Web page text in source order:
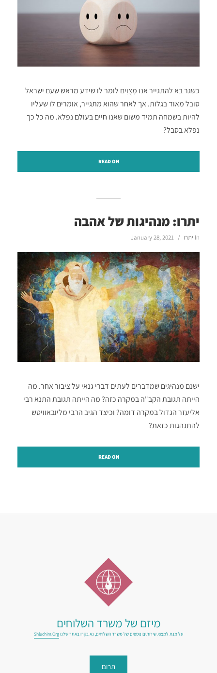
כשגר בא להתגייר אנו מְצֻוִּים לומר לו שידע מראש שעם ישראל
סובל מאוד בגלות. אך לאחר שהוא מתגייר, אומרים לו שעליו
להיות בשמחה תמיד משום שאנו חיים בעולם נפלא. מה כל כך
נפלא בסבל?
READ ON
יתרו: מנהיגות של אהבה
In יתרו January 28, 2021
ישנם מנהיגים שמדברים לעתים דברי גנאי על ציבור אחר. מה
הייתה תגובת הקב"ה במקרה כזה? מה הייתה תגובת התנא רבי
אליעזר הגדול במקרה דומה? וכיצד הגיב הרבי מליובאוויטש
להתנהגות כזאת?
READ ON
מיזם של משרד השלוחים
על מנת למצוא שירותים נוספים של משרד השלוחים, נא בקרו באתר שלנוShluchim.org
תרום